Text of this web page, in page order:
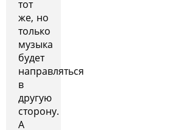
тот
же, но
только
музыка
будет
направляться
в
другую
сторону.
А